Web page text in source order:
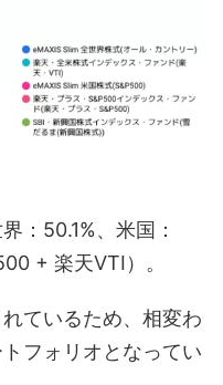
：50.1%、米国：
+ 楽天VTI）。
ているため、相変わ
フォリオとなってい